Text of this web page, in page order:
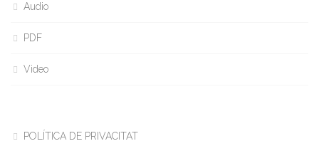
Audio
PDF
Video
POLÍTICA DE PRIVACITAT